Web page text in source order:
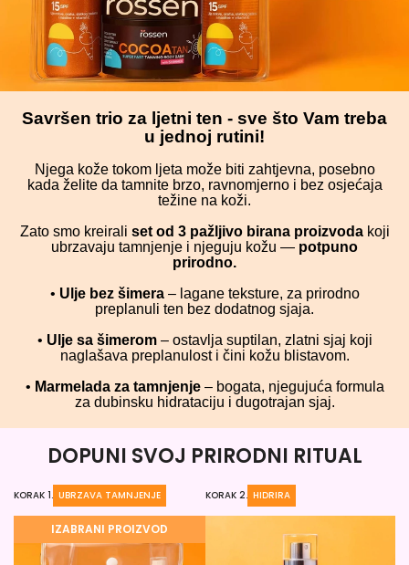
Savršen trio za ljetni ten - sve što Vam treba
u jednoj rutini!
Njega kože tokom ljeta može biti zahtjevna, posebno
kada želite da tamnite brzo, ravnomjerno i bez osjećaja
težine na koži.
Zato smo kreirali set od 3 pažljivo birana proizvodakoji
ubrzavaju tamnjenje i njeguju kožu — potpuno
prirodno.
• Ulje bez šimera– lagane teksture, za prirodno
preplanuli ten bez dodatnog sjaja.
• Ulje sa šimerom– ostavlja suptilan, zlatni sjaj koji
naglašava preplanulost i čini kožu blistavom.
• Marmelada za tamnjenje– bogata, njegujuća formula
za dubinsku hidrataciju i dugotrajan sjaj.
DOPUNI SVOJ PRIRODNI RITUAL
KORAK 1. UBRZAVA TAMNJENJE
IZABRANI PROIZVOD
KORAK 2. HIDRIRA